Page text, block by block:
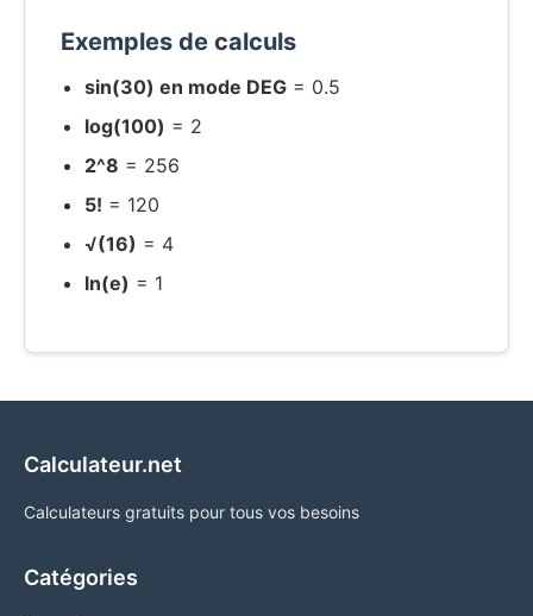
Exemples de calculs
sin(30) en mode DEG = 0.5
log(100) = 2
2^8 = 256
5! = 120
√(16) = 4
ln(e) = 1
Calculateur.net
Calculateurs gratuits pour tous vos besoins
Catégories